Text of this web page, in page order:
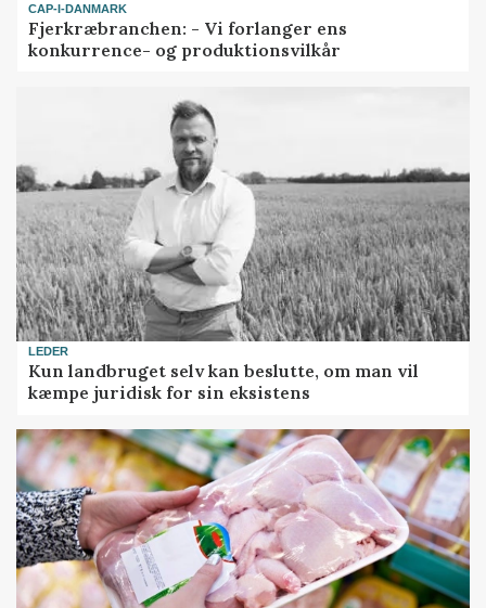
CAP-I-DANMARK
Fjerkræbranchen: - Vi forlanger ens
konkurrence- og produktionsvilkår
LEDER
Kun landbruget selv kan beslutte, om man vil
kæmpe juridisk for sin eksistens